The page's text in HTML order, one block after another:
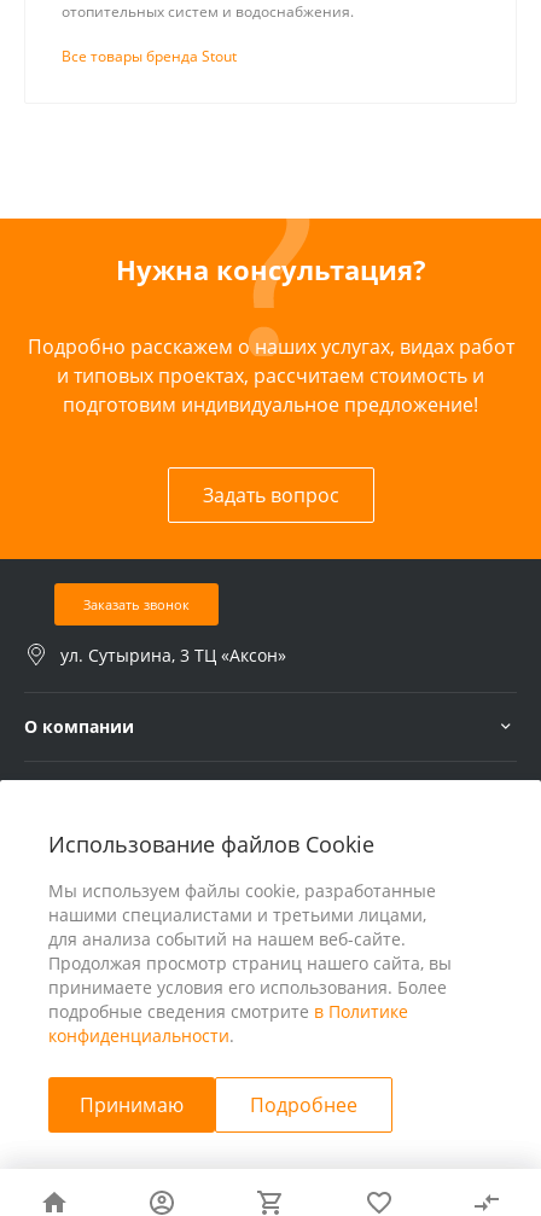
Использование файлов Cookie
Мы используем файлы cookie, разработанные
нашими специалистами и третьими лицами,
для анализа событий на нашем веб-сайте.
Продолжая просмотр страниц нашего сайта, вы
принимаете условия его использования. Более
подробные сведения смотрите в Политике
конфиденциальности.
Принимаю Подробнее
отопительных систем и водоснабжения.
Все товары бренда Stout
Нужна консультация?
Подробно расскажем о наших услугах, видах работ
и типовых проектах, рассчитаем стоимость и
подготовим индивидуальное предложение!
Задать вопрос
Заказать звонок
ул. Сутырина, 3 ТЦ «Аксон»
О компании
© 2026 ООО «25 Киловатт» ИНН 4401188290, Все права
защищены